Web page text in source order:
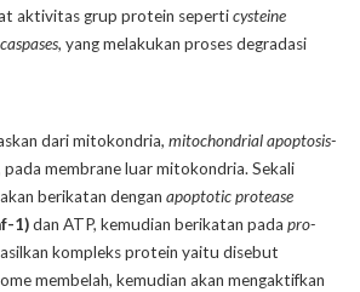
aktivitas grup protein seperticysteine
caspases, yang melakukan proses degradasi
dari mitokondria, mitochondrial apoptosis-
pada membrane luar mitokondria. Sekali
berikatan dengan apoptotic protease
1)dan ATP, kemudian berikatan pada pro-
kompleks protein yaitu disebut
membelah, kemudian akan mengaktifkan